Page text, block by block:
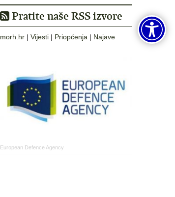
Pratite naše RSS izvore
morh.hr | Vijesti | Priopćenja | Najave
European Defence Agency